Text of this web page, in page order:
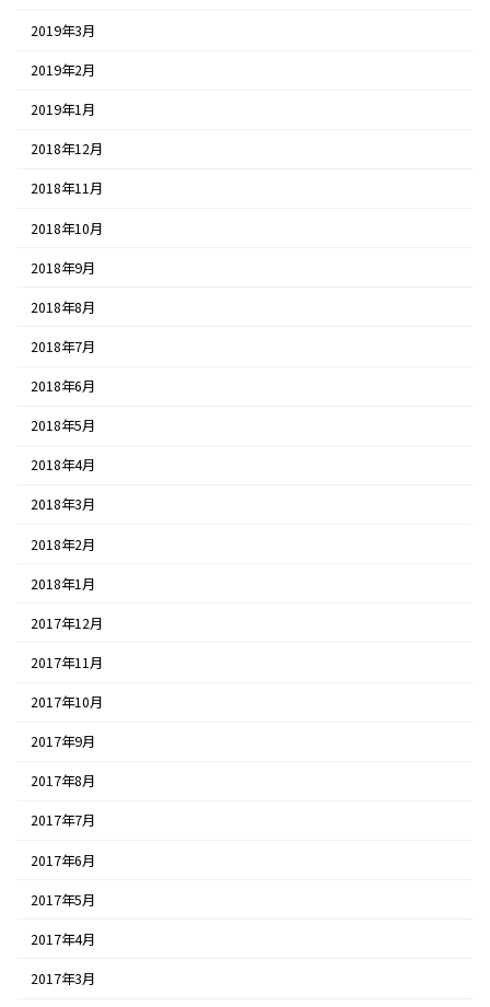
2019年3月
2019年2月
2019年1月
2018年12月
2018年11月
2018年10月
2018年9月
2018年8月
2018年7月
2018年6月
2018年5月
2018年4月
2018年3月
2018年2月
2018年1月
2017年12月
2017年11月
2017年10月
2017年9月
2017年8月
2017年7月
2017年6月
2017年5月
2017年4月
2017年3月